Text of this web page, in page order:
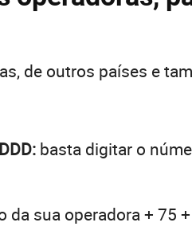
de outros países e
basta digitar o
da sua operadora + 75